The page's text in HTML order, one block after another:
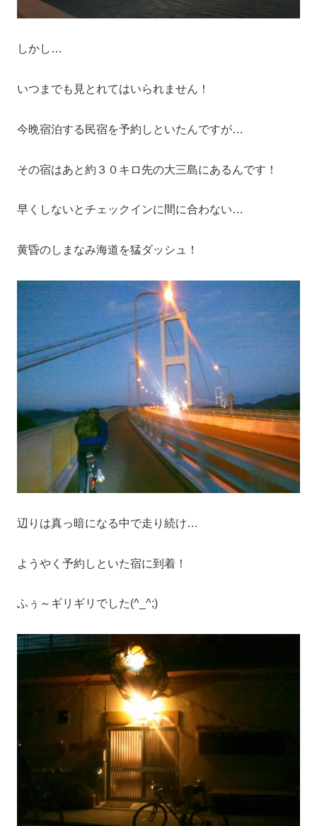
しかし…
いつまでも見とれてはいられません！
今晩宿泊する民宿を予約しといたんですが…
その宿はあと約３０キロ先の大三島にあるんです！
早くしないとチェックインに間に合わない…
黄昏のしまなみ海道を猛ダッシュ！
辺りは真っ暗になる中で走り続け…
ようやく予約しといた宿に到着！
ふぅ～ギリギリでした(^_^;)